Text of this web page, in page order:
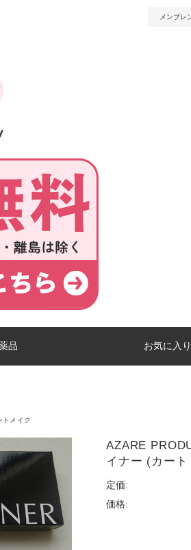
メンブレ
品 お気に入り
トメイク
AZARE
イナー (カー
定価:
価格: